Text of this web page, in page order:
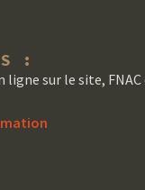
:
ligne sur le site,